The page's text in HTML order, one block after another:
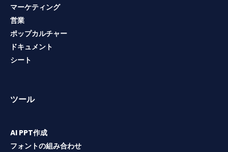
マーケティング
営業
ポップカルチャー
ドキュメント
シート
ツール
AI PPT作成
フォントの組み合わせ